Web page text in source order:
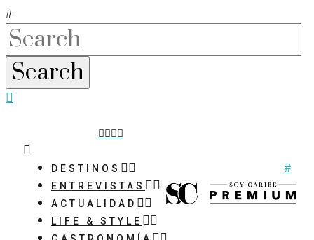
DESTINOS
ENTREVISTAS
ACTUALIDAD
LIFE & STYLE